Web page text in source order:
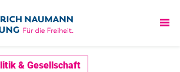
& Gesellschaft